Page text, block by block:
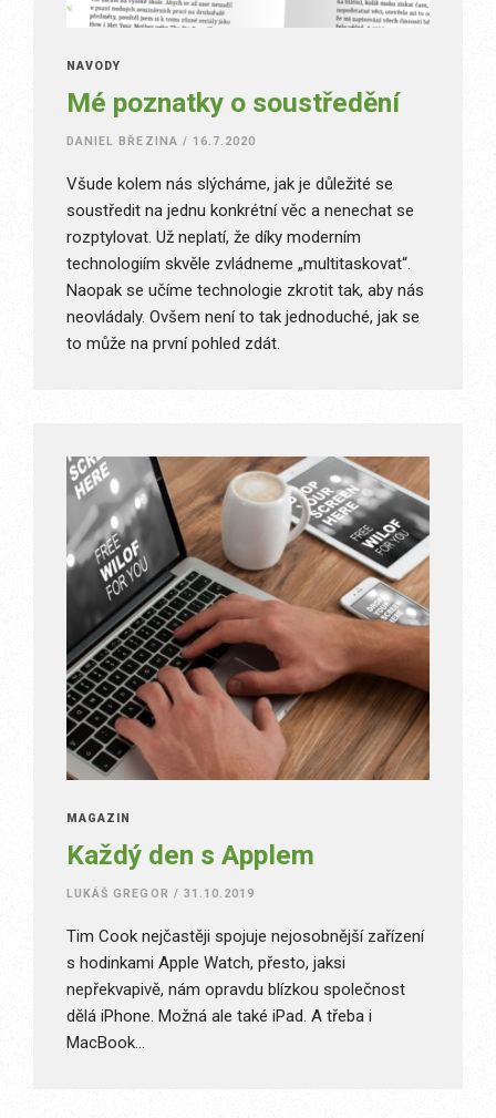
NÁVODY
Mé poznatky o soustředění
DANIEL BŘEZINA / 16.7.2020
Všude kolem nás slýcháme, jak je důležité se
soustředit na jednu konkrétní věc a nenechat se
rozptylovat. Už neplatí, že díky moderním
technologiím skvěle zvládneme „multitaskovat“.
Naopak se učíme technologie zkrotit tak, aby nás
neovládaly. Ovšem není to tak jednoduché, jak se
to může na první pohled zdát.
MAGAZÍN
Každý den s Applem
LUKÁŠ GREGOR / 31.10.2019
Tim Cook nejčastěji spojuje nejosobnější zařízení
s hodinkami Apple Watch, přesto, jaksi
nepřekvapivě, nám opravdu blízkou společnost
dělá iPhone. Možná ale také iPad. A třeba i
MacBook…